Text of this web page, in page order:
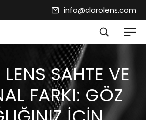
info@clarolens.com
SAHTE VE
FARKI: GÖZ